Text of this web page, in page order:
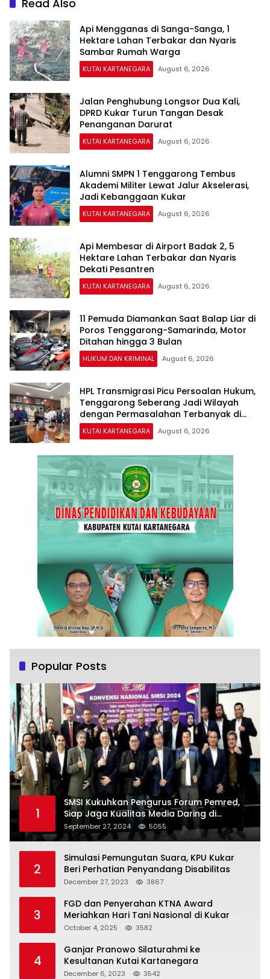
Read Also
Api Mengganas di Sanga-Sanga, 1
Hektare Lahan Terbakar dan Nyaris
Sambar Rumah Warga
KUTAI KARTANEGARA August 6, 2026
Jalan Penghubung Longsor Dua Kali,
DPRD Kukar Turun Tangan Desak
Penanganan Darurat
KUTAI KARTANEGARA August 6, 2026
Alumni SMPN 1 Tenggarong Tembus
Akademi Militer Lewat Jalur Akselerasi,
Jadi Kebanggaan Kukar
KUTAI KARTANEGARA August 6, 2026
Api Membesar di Airport Badak 2, 5
Hektare Lahan Terbakar dan Nyaris
Dekati Pesantren
KUTAI KARTANEGARA August 6, 2026
11 Pemuda Diamankan Saat Balap Liar di
Poros Tenggarong-Samarinda, Motor
Ditahan hingga 3 Bulan
HUKUM DAN KRIMINAL August 6, 2026
HPL Transmigrasi Picu Persoalan Hukum,
Tenggarong Seberang Jadi Wilayah
dengan Permasalahan Terbanyak di
Kukar
KUTAI KARTANEGARA August 6, 2026
Popular Posts
1
SMSI Kukuhkan Pengurus Forum Pemred,
Siap Jaga Kualitas Media Daring di
Indonesia
September 27, 2024 5055
2
Simulasi Pemungutan Suara, KPU Kukar
Beri Perhatian Penyandang Disabilitas
December 27, 2023 3867
3
FGD dan Penyerahan KTNA Award
Meriahkan Hari Tani Nasional di Kukar
October 4, 2025 3582
4
Ganjar Pranowo Silaturahmi ke
Kesultanan Kutai Kartanegara
December 6, 2023 3542